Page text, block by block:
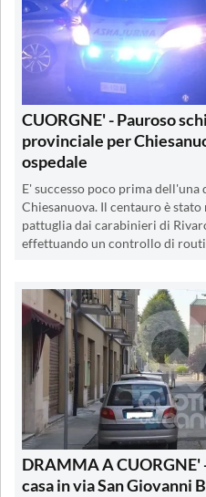
CUORGNE' - Pauroso
provinciale per
ospedale
E' successo poco prima
Chiesanuova. Il centauro è
pattuglia dai carabinieri di
effettuando un controllo di
DRAMMA A CUORGNE'
casa in via San Giovanni